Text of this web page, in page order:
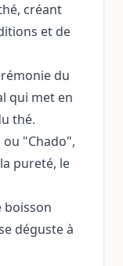
créant
et de
du
qui met en
thé.
"Chado",
pureté, le
boisson
déguste à